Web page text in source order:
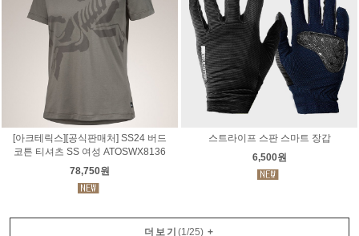
[아크테릭스][공식판매처] SS24 버드
코튼 티셔츠 SS 여성 ATOSWX8136
78,750원
스트라이프 스판 스마트 장갑
6,500원
더보기 (1/25) +